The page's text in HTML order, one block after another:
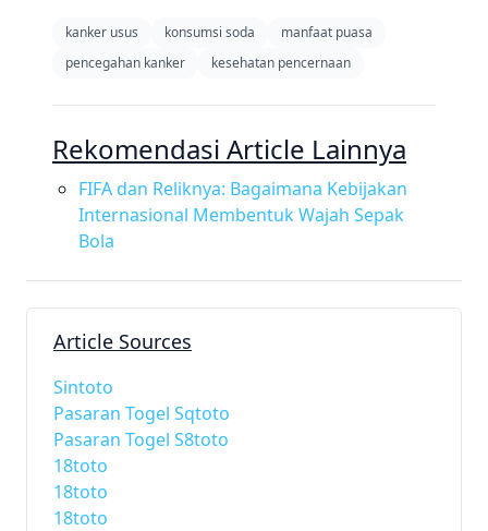
kanker usus konsumsi soda
manfaat puasa
pencegahan kanker
kesehatan pencernaan
Rekomendasi Article Lainnya
FIFA dan Reliknya: Bagaimana Kebijakan
Internasional Membentuk Wajah Sepak
Bola
Article Sources
Sintoto
Pasaran Togel Sqtoto
Pasaran Togel S8toto
18toto
18toto
18toto